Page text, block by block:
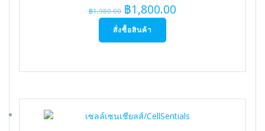
฿1,980.00 Original
price
was:
฿1,800.00
สั่งซื้อสินค้า